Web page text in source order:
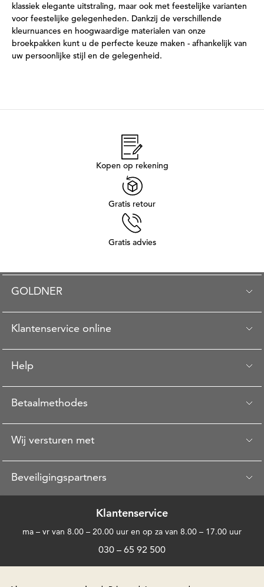
klassiek elegante uitstraling, maar ook met feestelijke varianten
voor feestelijke gelegenheden. Dankzij de verschillende
kleurnuances en hoogwaardige materialen van onze
broekpakken kunt u de perfecte keuze maken - afhankelijk van
uw persoonlijke stijl en de gelegenheid.
Kopen op rekening
Gratis retour
Gratis advies
GOLDNER
Klantenservice online
Help
Betaalmethodes
Wij versturen met
Beveiligingspartners
Klantenservice
ma – vr van 8.00 – 20.00 uur en op za van 8.00 – 17.00 uur
030 – 65 92 500